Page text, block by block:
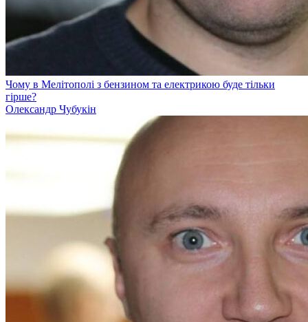
Чому в Мелітополі з бензином та електрикою буде тільки
гірше?
Олександр Чубукін